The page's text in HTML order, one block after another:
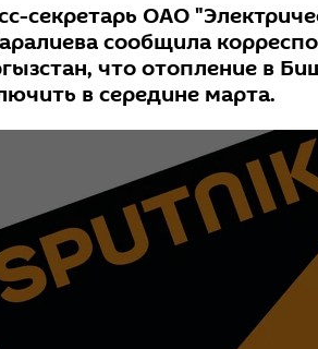
секретарь ОАО
сообщила
что отопление в
в середине марта.